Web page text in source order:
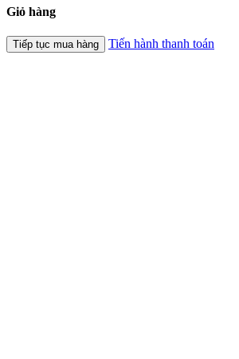
Giỏ hàng
Tiếp tục mua hàng Tiến hành thanh toán